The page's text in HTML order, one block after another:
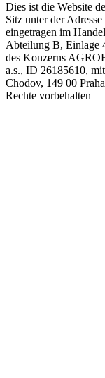
Dies ist die Website
Sitz unter der
eingetragen im
Abteilung B, Einlage
des Konzerns
a.s., ID 26185610,
Chodov, 149 00
Rechte vorbehalten